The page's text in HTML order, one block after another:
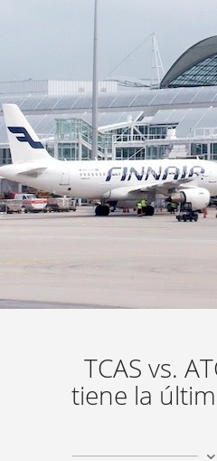
TCAS vs.
tiene la